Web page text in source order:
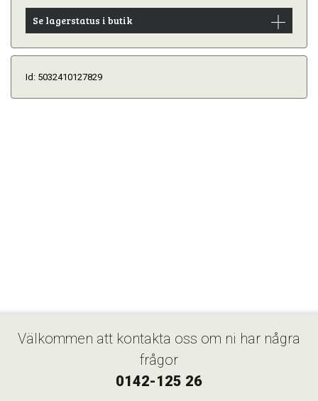
Se lagerstatus i butik
Id: 5032410127829
Välkommen att kontakta oss om ni har några
frågor
0142-125 26